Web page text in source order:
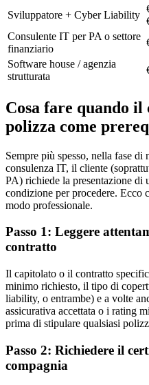
Sviluppatore + Cyber Liability
Consulente IT per PA o settore
finanziario
Software house / agenzia
strutturata
Cosa fare quando
polizza come
Sempre più spesso, nella fase
consulenza IT, il cliente
PA) richiede la presentazione di
condizione per procedere. Ecco
modo professionale.
Passo 1: Leggere
contratto
Il capitolato o il contratto
minimo richiesto, il tipo di
liability, o entrambe) e a volte
assicurativa accettata o i rating
prima di stipulare qualsiasi
Passo 2: Richiedere il
compagnia